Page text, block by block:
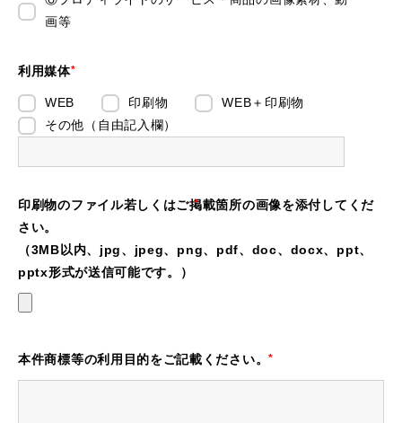
画等
利用媒体
WEB 印刷物
WEB＋印刷物
その他（自由記入欄）
印刷物のファイル若しくはご掲載箇所の画像を添付してくだ
さい。
（3MB以内、jpg、jpeg、png、pdf、doc、docx、ppt、
pptx形式が送信可能です。）
本件商標等の利用目的をご記載ください。